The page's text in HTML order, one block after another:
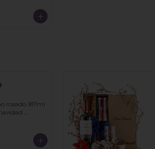
rosado 187ml
de chocolate
chocolate